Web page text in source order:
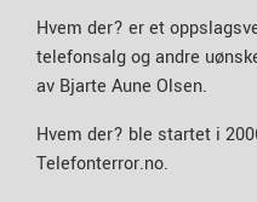
Hvem der? er et
telefonsalg og andre
av Bjarte Aune Olsen.
Hvem der? ble startet i
Telefonterror.no.